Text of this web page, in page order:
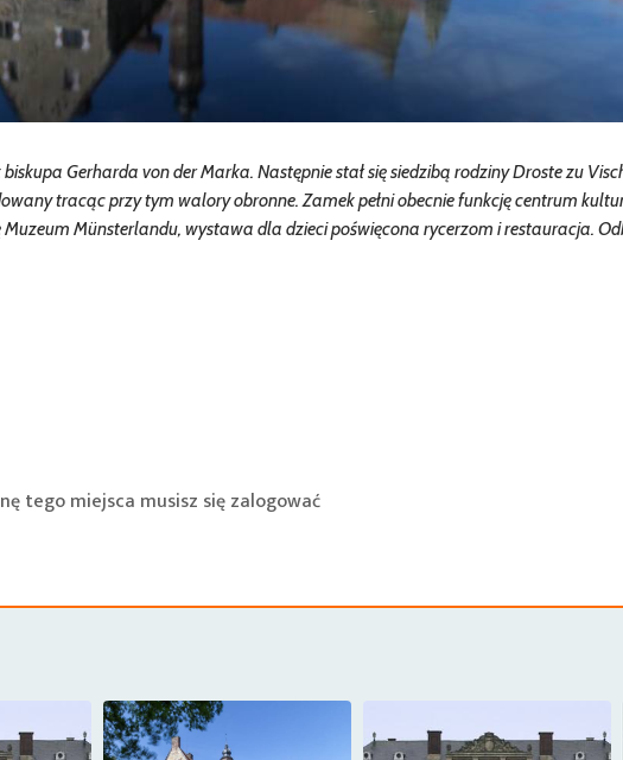
Gerharda von der Marka. Następnie stał się siedzibą rodziny Droste zu
tracąc przy tym walory obronne. Zamek pełni obecnie funkcję centrum
Münsterlandu, wystawa dla dzieci poświęcona rycerzom i restauracja.
tego miejsca musisz sięzalogować